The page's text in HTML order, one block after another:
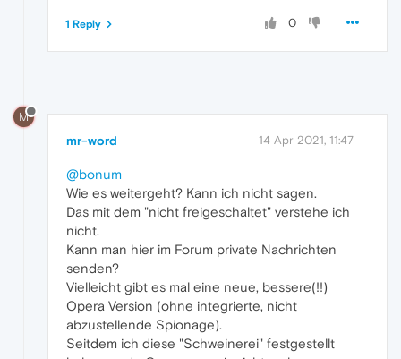
0
1 Reply
M
mr-word 14 Apr 2021, 11:47
@bonum
Wie es weitergeht? Kann ich nicht sagen.
Das mit dem "nicht freigeschaltet" verstehe ich
nicht.
Kann man hier im Forum private Nachrichten
senden?
Vielleicht gibt es mal eine neue, bessere(!!)
Opera Version (ohne integrierte, nicht
abzustellende Spionage).
Seitdem ich diese "Schweinerei" festgestellt